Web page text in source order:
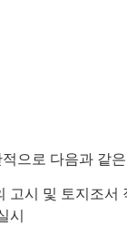
으로 다음과 같
고시 및 토지조서
시